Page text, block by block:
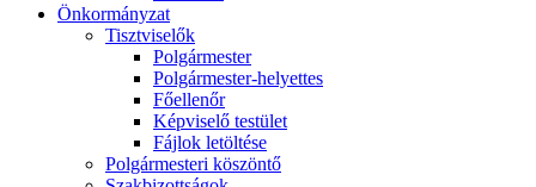
Önkormányzat
Tisztviselők
Polgármester
Polgármester-helyettes
Főellenőr
Képviselő testület
Fájlok letöltése
Polgármesteri köszöntő